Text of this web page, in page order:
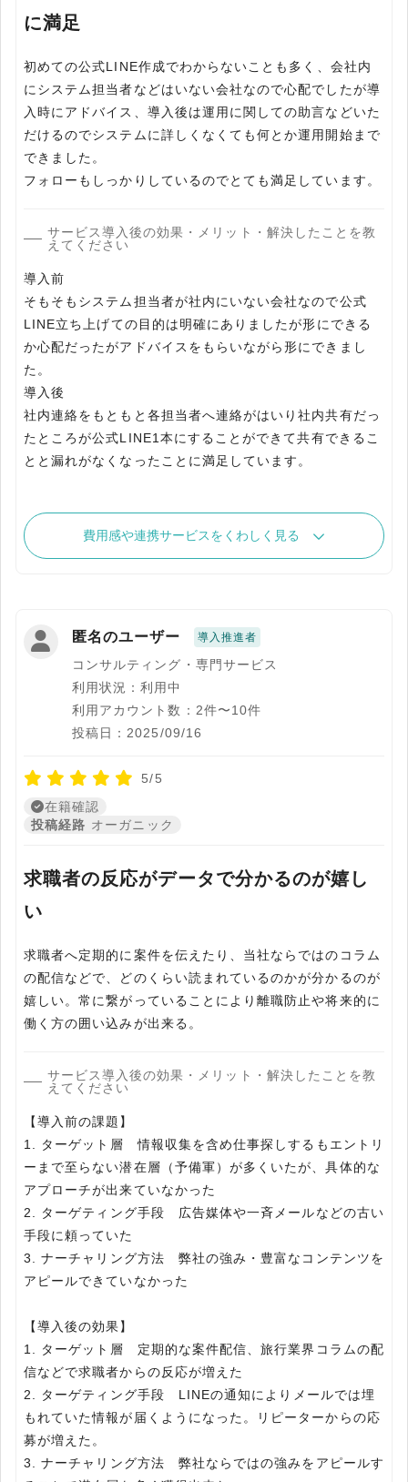
に満足
初めての公式LINE作成でわからないことも多く、会社内
にシステム担当者などはいない会社なので心配でしたが導
入時にアドバイス、導入後は運用に関しての助言などいた
だけるのでシステムに詳しくなくても何とか運用開始まで
できました。
フォローもしっかりしているのでとても満足しています。
サービス導入後の効果・メリット・解決したことを教
えてください
導入前
そもそもシステム担当者が社内にいない会社なので公式
LINE立ち上げての目的は明確にありましたが形にできる
か心配だったがアドバイスをもらいながら形にできまし
た。
導入後
社内連絡をもともと各担当者へ連絡がはいり社内共有だっ
たところが公式LINE1本にすることができて共有できるこ
とと漏れがなくなったことに満足しています。
費用感や連携サービスをくわしく見る
匿名のユーザー 導入推進者
コンサルティング・専門サービス
利用状況：利用中
利用アカウント数：2件〜10件
投稿日：2025/09/16
5/5
在籍確認
投稿経路 オーガニック
求職者の反応がデータで分かるのが嬉し
い
求職者へ定期的に案件を伝えたり、当社ならではのコラム
の配信などで、どのくらい読まれているのかが分かるのが
嬉しい。常に繋がっていることにより離職防止や将来的に
働く方の囲い込みが出来る。
サービス導入後の効果・メリット・解決したことを教
えてください
【導入前の課題】
1. ターゲット層 情報収集を含め仕事探しするもエントリ
ーまで至らない潜在層（予備軍）が多くいたが、具体的な
アプローチが出来ていなかった
2. ターゲティング手段 広告媒体や一斉メールなどの古い
手段に頼っていた
3. ナーチャリング方法 弊社の強み・豊富なコンテンツを
アピールできていなかった
【導入後の効果】
1. ターゲット層 定期的な案件配信、旅行業界コラムの配
信などで求職者からの反応が増えた
2. ターゲティング手段 LINEの通知によりメールでは埋
もれていた情報が届くようになった。リピーターからの応
募が増えた。
3. ナーチャリング方法 弊社ならではの強みをアピールす